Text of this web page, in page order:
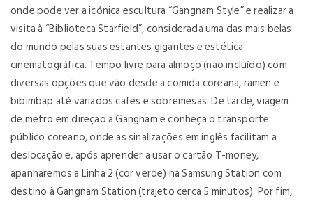
onde pode ver a icónica escultura “Gangnam Style” e realizar a
visita à “Biblioteca Starfield”, considerada uma das mais belas
do mundo pelas suas estantes gigantes e estética
cinematográfica. Tempo livre para almoço (não incluído) com
diversas opções que vão desde a comida coreana, ramen e
bibimbap até variados cafés e sobremesas. De tarde, viagem
de metro em direção a Gangnam e conheça o transporte
público coreano, onde as sinalizações em inglês facilitam a
deslocação e, após aprender a usar o cartão T-money,
apanharemos a Linha 2 (cor verde) na Samsung Station com
destino à Gangnam Station (trajeto cerca 5 minutos). Por fim,